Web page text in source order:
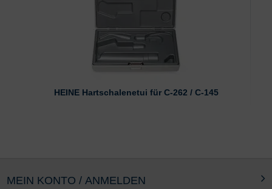
HEINE Hartschalenetui für C-262 / C-145
MEIN KONTO / ANMELDEN